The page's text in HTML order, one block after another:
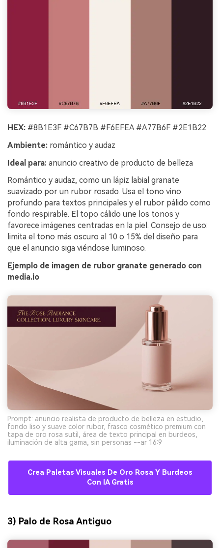
HEX: #8B1E3F #C67B7B #F6EFEA #A77B6F #2E1B22
Ambiente: romántico y audaz
Ideal para: anuncio creativo de producto de belleza
Romántico y audaz, como un lápiz labial granate
suavizado por un rubor rosado. Usa el tono vino
profundo para textos principales y el rubor pálido como
fondo respirable. El topo cálido une los tonos y
favorece imágenes centradas en la piel. Consejo de uso:
limita el tono más oscuro al 10 o 15% del diseño para
que el anuncio siga viéndose luminoso.
Ejemplo de imagen de rubor granate generado con
media.io
Prompt: anuncio realista de producto de belleza en estudio,
fondo liso y suave color rubor, frasco cosmético premium con
tapa de oro rosa sutil, área de texto principal en burdeos,
iluminación de alta gama, sin personas --ar 16:9
Crea Paletas Visuales De Oro Rosa Y Burdeos
Con IA Gratis
3) Palo de Rosa Antiguo